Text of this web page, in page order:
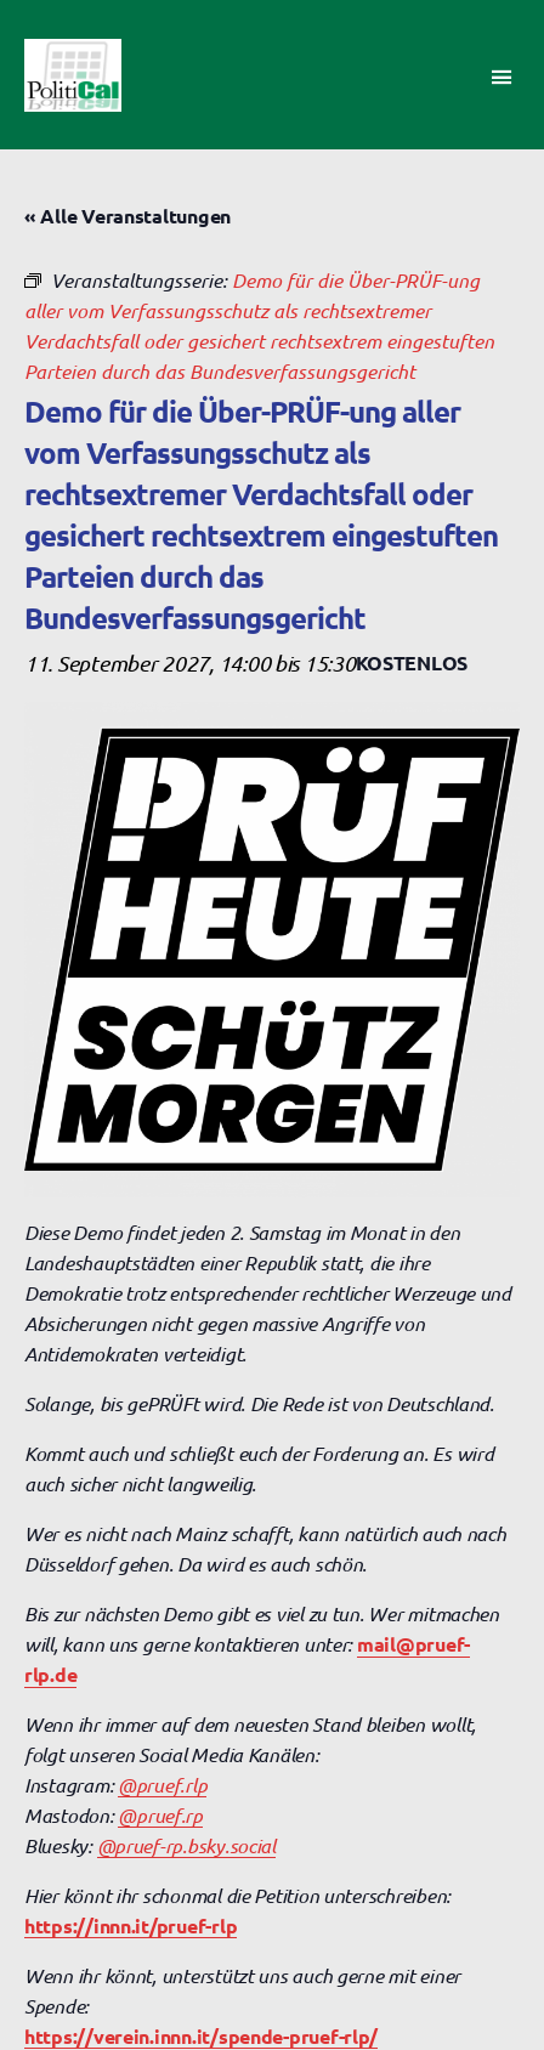
AK
« Alle Veranstaltungen
Veranstaltungsserie: Demo für die Über-PRÜF-ung
aller vom Verfassungsschutz als rechtsextremer
Verdachtsfall oder gesichert rechtsextrem eingestuften
Parteien durch das Bundesverfassungsgericht
Demo für die Über-PRÜF-ung aller
vom Verfassungsschutz als
rechtsextremer Verdachtsfall oder
gesichert rechtsextrem eingestuften
Parteien durch das
Bundesverfassungsgericht
11. September 2027, 14:00bis 15:30KOSTENLOS
Diese Demo findet jeden 2. Samstag im Monat in den
Landeshauptstädten einer Republik statt, die ihre
Demokratie trotz entsprechender rechtlicher Werzeuge und
Absicherungen nicht gegen massive Angriffe von
Antidemokraten verteidigt.
Solange, bis gePRÜFt wird. Die Rede ist von Deutschland.
Kommt auch und schließt euch der Forderung an. Es wird
auch sicher nicht langweilig.
Wer es nicht nach Mainz schafft, kann natürlich auch nach
Düsseldorf gehen. Da wird es auch schön.
Bis zur nächsten Demo gibt es viel zu tun. Wer mitmachen
will, kann uns gerne kontaktieren unter: mail@pruef-
rlp.de
Wenn ihr immer auf dem neuesten Stand bleiben wollt,
folgt unseren Social Media Kanälen:
Instagram:@pruef.rlp
Mastodon:@pruef.rp
Bluesky: @pruef-rp.bsky.social
Hier könnt ihr schonmal die Petition unterschreiben:
https://innn.it/pruef-rlp
Wenn ihr könnt, unterstützt uns auch gerne mit einer
Spende:
https://verein.innn.it/spende-pruef-rlp/